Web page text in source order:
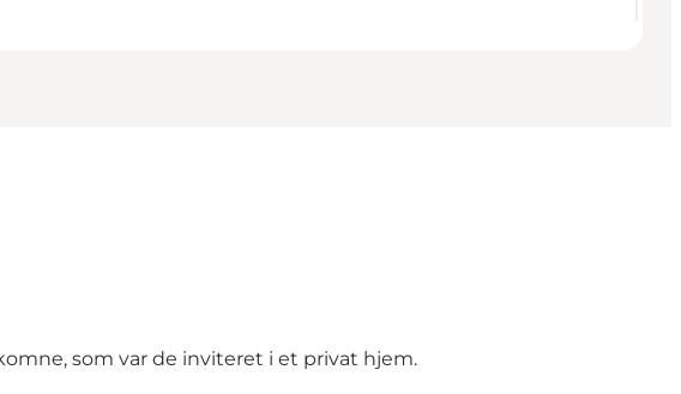
som var de inviteret i et privat hjem.